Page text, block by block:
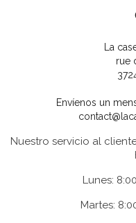
La
rue
Envíenos un
Nuestro servicio al
Lunes:
Martes: